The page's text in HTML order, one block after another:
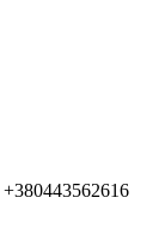
+380443562616